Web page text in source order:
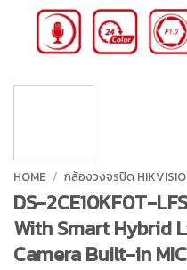
HOME / กล้องวงจรปิด
DS-2CE10KF0T-
With Smart Hybrid
Camera Built-in MIC